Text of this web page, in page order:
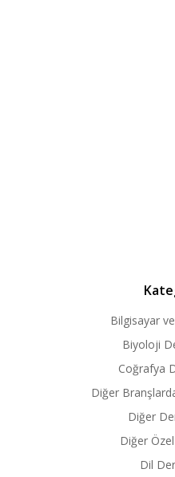
Bilgisayar
Biyoloji
Coğrafya
Diğer
Diğer
Diğer
Dil